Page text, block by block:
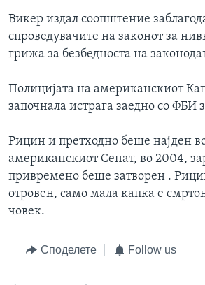
Викер издал соопштение
спроведувачите на законот за
грижа за безбедноста на
Полицијата на американскиот
започнала истрага заедно со ФБИ
Рицин и претходно беше најден
американскиот Сенат, во 2004,
привремено беше затворен .
отровен, само мала капка е
човек.
Споделете Follow us